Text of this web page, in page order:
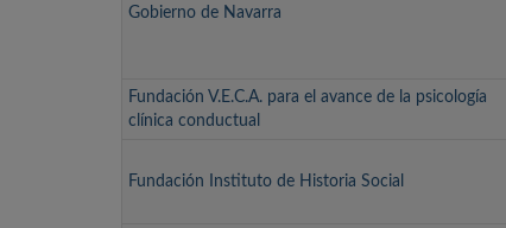
Gobierno de Navarra
Fundación V.E.C.A. para el avance de la psicología
clínica conductual
Fundación Instituto de Historia Social